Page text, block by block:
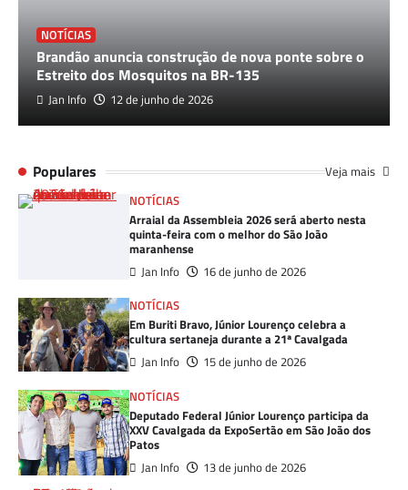
NOTÍCIAS
Brandão anuncia construção de nova ponte sobre o
Estreito dos Mosquitos na BR-135
Jan Info 12 de junho de 2026
Populares Veja mais
NOTÍCIAS
Arraial da Assembleia 2026 será aberto nesta
quinta-feira com o melhor do São João
maranhense
Jan Info
16 de junho de 2026
NOTÍCIAS
Em Buriti Bravo, Júnior Lourenço celebra a
cultura sertaneja durante a 21ª Cavalgada
Jan Info
15 de junho de 2026
NOTÍCIAS
Deputado Federal Júnior Lourenço participa da
XXV Cavalgada da ExpoSertão em São João dos
Patos
Jan Info
13 de junho de 2026